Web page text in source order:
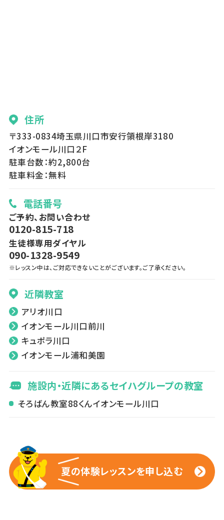
住所
〒333-0834埼玉県川口市安行領根岸3180
イオンモール川口２F
駐車台数：約2,800台
駐車料金：無料
電話番号
ご予約、お問い合わせ
0120-815-718
生徒様専用ダイヤル
090-1328-9549
※レッスン中は、ご対応できないことがございます。ご了承ください。
近隣教室
アリオ川口
イオンモール川口前川
キュポラ川口
イオンモール浦和美園
施設内・近隣にあるセイハグループの教室
そろばん教室88くんイオンモール川口
夏の体験レッスンを申し込む
夏の体験レッスンを申し込む